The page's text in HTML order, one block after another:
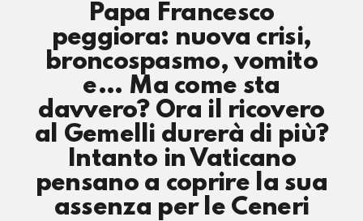
Papa Francesco
peggiora: nuova crisi,
broncospasmo, vomito
e… Ma come sta
davvero? Ora il ricovero
al Gemelli durerà di più?
Intanto in Vaticano
pensano a coprire la sua
assenza per le Ceneri